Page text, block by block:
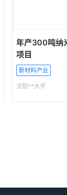
年产300吨纳
项目
新材料产业
沈阳**大学